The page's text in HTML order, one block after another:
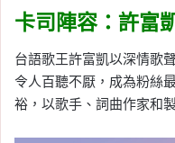
卡司陣容：許富
台語歌王許富凱以深情歌
令人百聽不厭，成為粉絲
裕，以歌手、詞曲作家和